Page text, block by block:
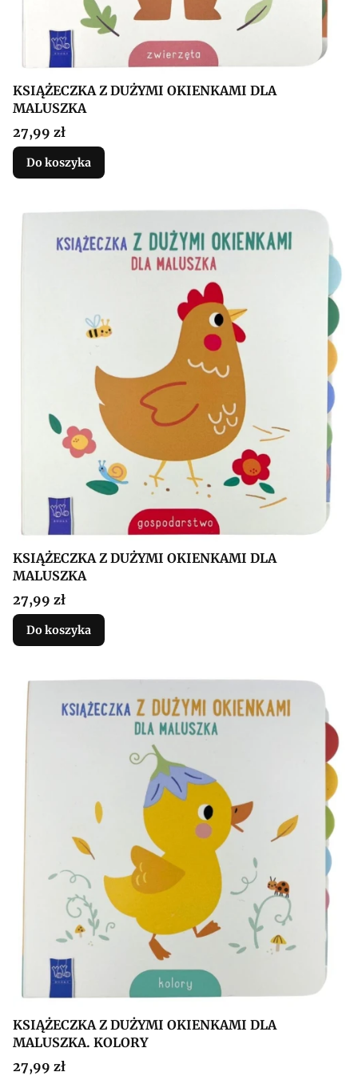
KSIĄŻECZKA Z DUŻYMI OKIENKAMI DLA
MALUSZKA
Cena
27,99 zł
Do koszyka
KSIĄŻECZKA Z DUŻYMI OKIENKAMI DLA
MALUSZKA
Cena
27,99 zł
Do koszyka
KSIĄŻECZKA Z DUŻYMI OKIENKAMI DLA
MALUSZKA. KOLORY
Cena
27,99 zł